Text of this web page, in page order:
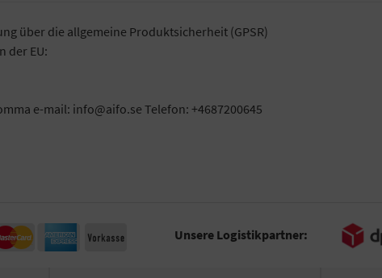
über die allgemeine Produktsicherheit (GPSR)
der EU:
e-mail: info@aifo.se Telefon: +4687200645
Unsere Logistikpartner: